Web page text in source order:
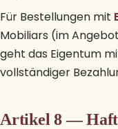
Für Bestellungen mit
Mobiliars (im
geht das Eigentum
vollständiger
Artikel 8 —